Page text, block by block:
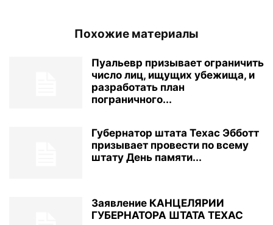
Похожие материалы
Пуальевр призывает ограничить
число лиц, ищущих убежища, и
разработать план
пограничного...
Губернатор штата Техас Эбботт
призывает провести по всему
штату День памяти...
Заявление КАНЦЕЛЯРИИ
ГУБЕРНАТОРА ШТАТА ТЕХАС